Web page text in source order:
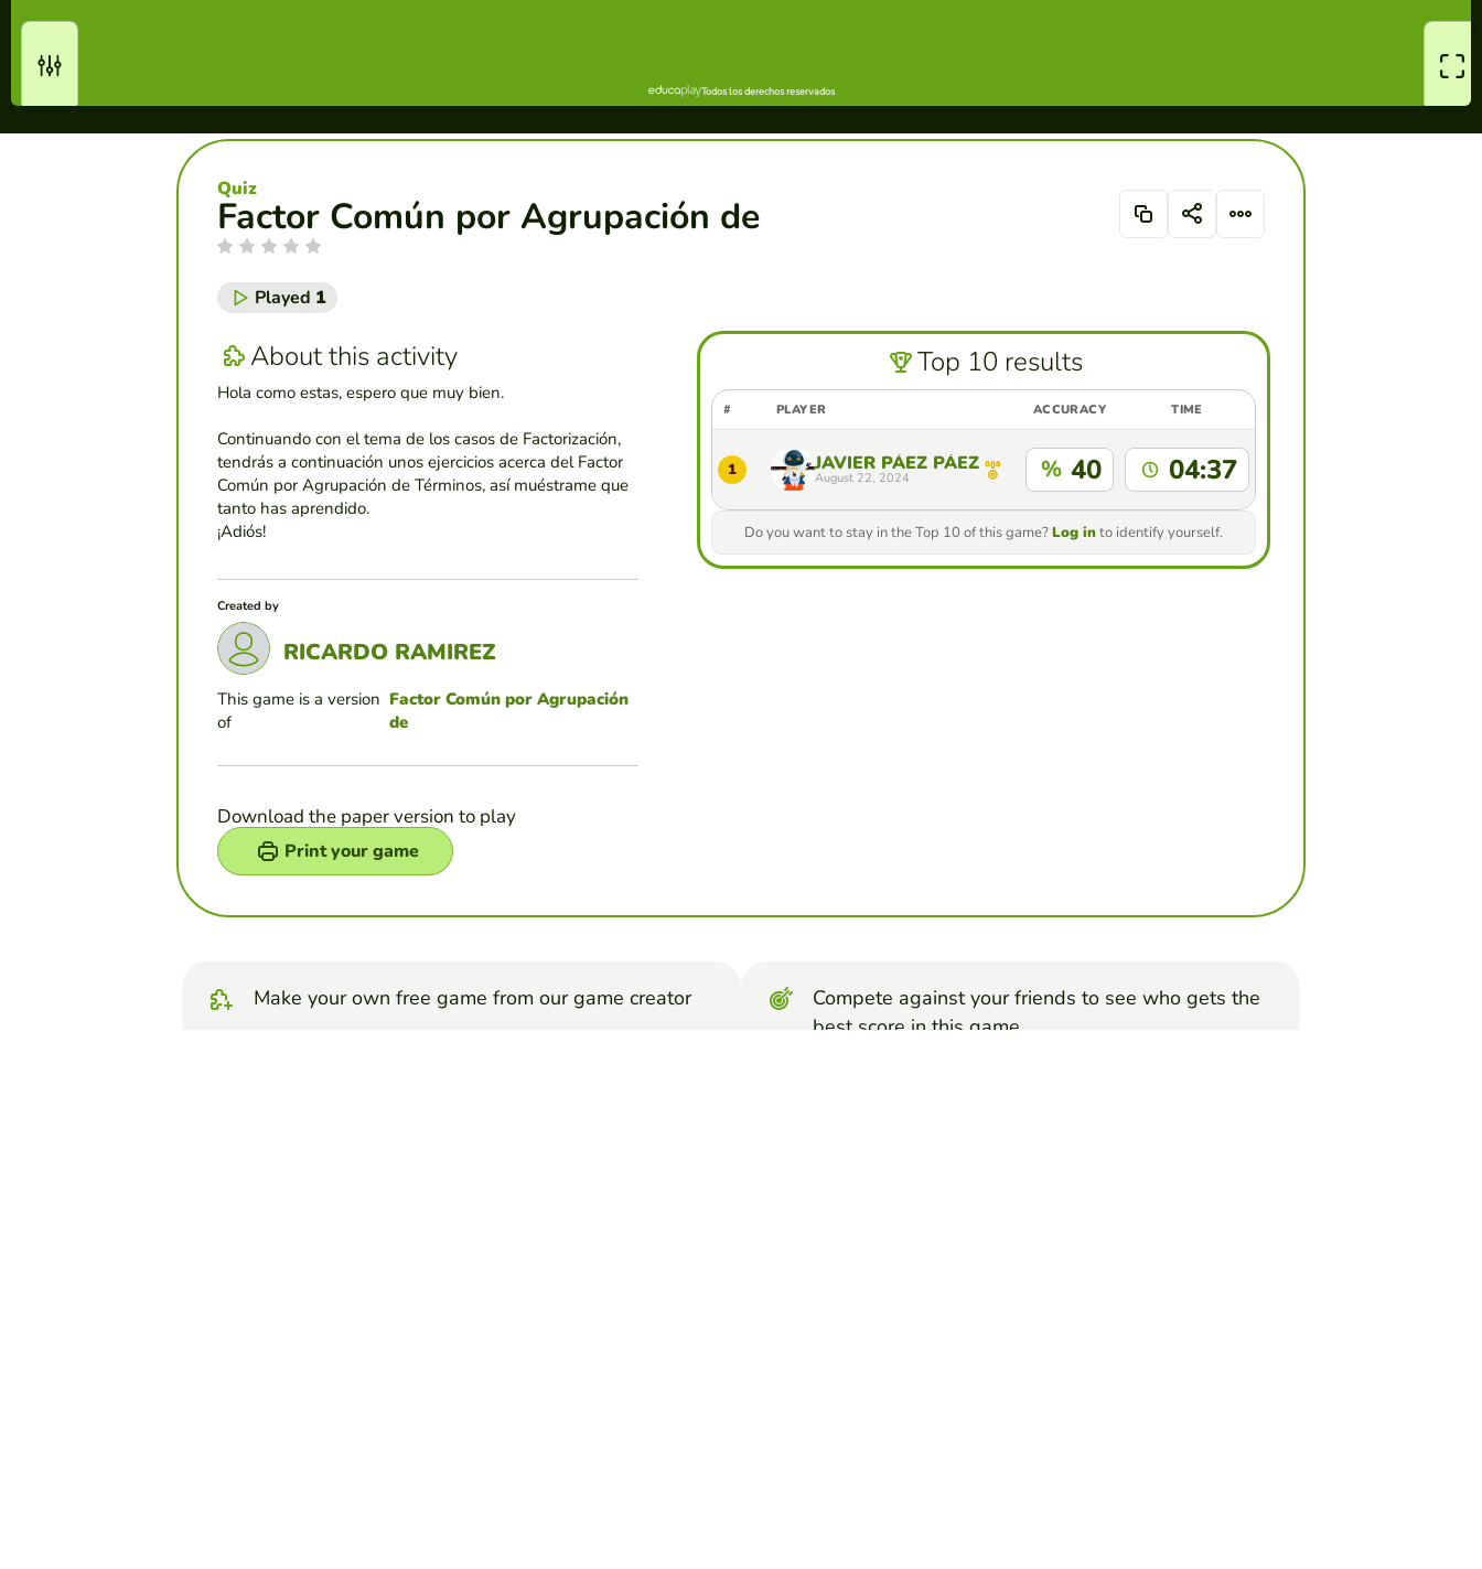
Factor Común por Agrupación de
Quiz
Played 1
About this activity
Hola como estas, espero que muy bien.
Continuando con el tema de los casos de Factorización,
tendrás a continuación unos ejercicios acerca del Factor
Común por Agrupación de Términos, así muéstrame que
tanto has aprendido.
¡Adiós!
Created by
RICARDO RAMIREZ
This game is a version
of
Factor Común por Agrupación
de
Download the paper version to play
Print your game
Top 10 results
# PLAYER ACCURACY TIME
1 JAVIER PÁEZ PÁEZ
August 22, 2024 % 40 04:37
Do you want to stay in the Top 10 of this game?Log into identify yourself.
Make your own free game from our game creator
Compete against your friends to see who gets the
best score in this game